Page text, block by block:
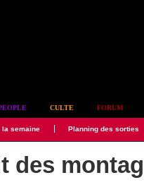
CULTE FORUM
la semaine Planning des sorties
des